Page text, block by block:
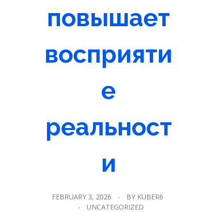
повышает
восприяти
е
реальност
и
FEBRUARY 3, 2026 BY KUBER6
UNCATEGORIZED